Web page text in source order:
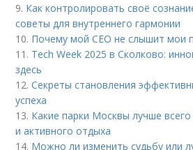
9. Как контролировать своё
советы для внутреннего гармонии
10. Почему мой СЕО не слышит мои
11. Tech Week 2025 в Сколково:
здесь
12.Секреты становления
успеха
13. Какие парки Москвы лучше
и активного отдыха
14. Можно ли изменить судьбу или